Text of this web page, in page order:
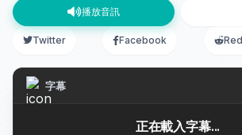
播放音訊
Twitter Facebook
字幕
正在載入字幕...